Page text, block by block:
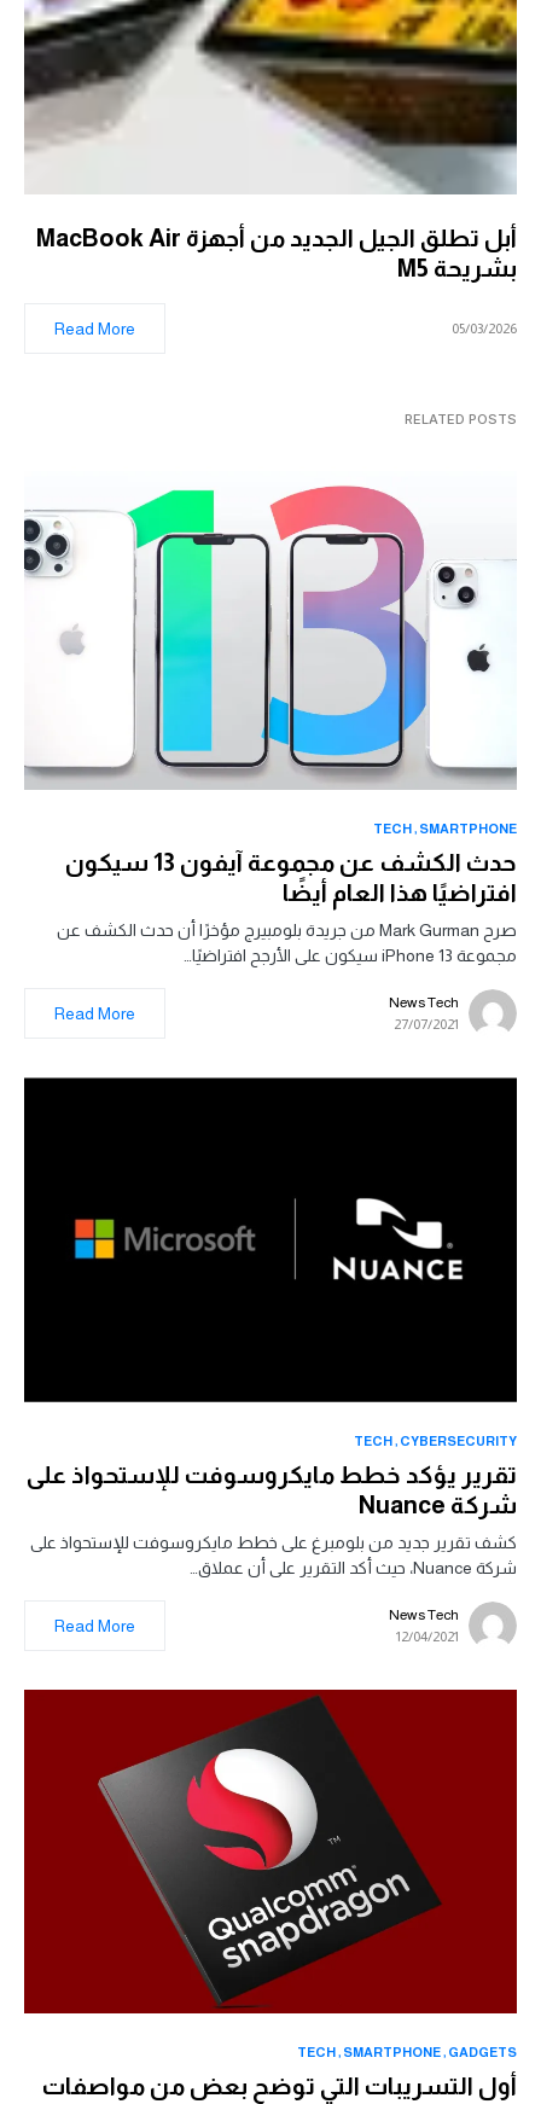
أبل تطلق الجيل الجديد من أجهزة MacBook Air
بشريحة M5
05/03/2026
Read More
RELATED POSTS
SMARTPHONE
TECH
حدث الكشف عن مجموعة آيفون 13 سيكون
افتراضيًا هذا العام أيضًا
صرح Mark Gurman من جريدة بلومبيرج مؤخرًا أن حدث الكشف عن
مجموعة iPhone 13 سيكون على الأرجح افتراضيًا…
News Tech
27/07/2021
Read More
CYBERSECURITY
TECH
تقرير يؤكد خطط مايكروسوفت للإستحواذ على
شركة Nuance
كشف تقرير جديد من بلومبرغ على خطط مايكروسوفت للإستحواذ على
شركة Nuance، حيث أكد التقرير على أن عملاق…
News Tech
12/04/2021
Read More
GADGETS
SMARTPHONE
TECH
أول التسريبات التي توضح بعض من مواصفات